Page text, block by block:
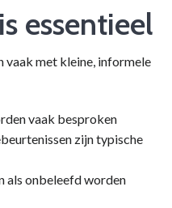
essentieel
vaak met kleine, informele
vaak besproken
zijn typische
als onbeleefd worden